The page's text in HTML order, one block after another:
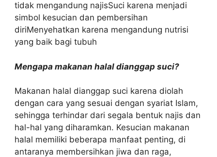
tidak mengandung najisSuci karena menjadi
simbol kesucian dan pembersihan
diriMenyehatkan karena mengandung nutrisi
yang baik bagi tubuh
Mengapa makanan halal dianggap suci?
Makanan halal dianggap suci karena diolah
dengan cara yang sesuai dengan syariat Islam,
sehingga terhindar dari segala bentuk najis dan
hal-hal yang diharamkan. Kesucian makanan
halal memiliki beberapa manfaat penting, di
antaranya membersihkan jiwa dan raga,